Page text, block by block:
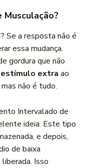
Musculação?
Se a resposta não é
essa mudança.
gordura que não
estímulo extra ao
não é tudo.
Intervalado de
ideia. Este tipo
e depois,
de baixa
Isso